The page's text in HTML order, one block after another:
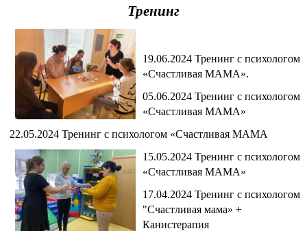
Тренинг
19.06.2024 Тренинг с психологом
«Счастливая МАМА».
05.06.2024 Тренинг с психологом
«Счастливая МАМА»
22.05.2024 Тренинг с психологом «Счастливая МАМА
15.05.2024 Тренинг с психологом
«Счастливая МАМА»
17.04.2024 Тренинг с психологом
"Счастливая мама» +
Канистерапия